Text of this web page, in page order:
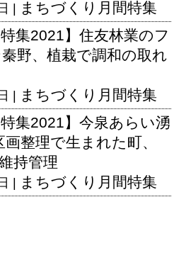
|
まちづくり月間特集
集2021】住友林業のフ
野、植栽で調和の取れ
|
まちづくり月間特集
集2021】今泉あらい湧
整理で生まれた町、
持管理
| まちづくり月間特集